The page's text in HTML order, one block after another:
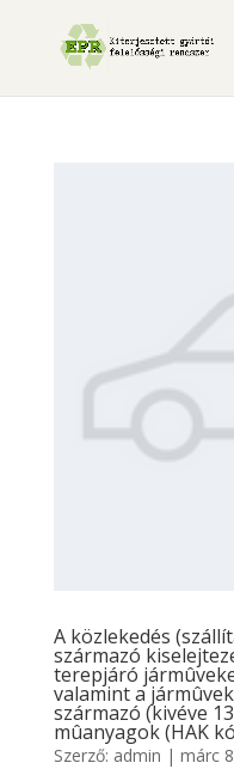
A közlekedés
származó
terepjáró
valamint a
származó (kivéve
mûanyagok (HAK
Szerző: admin | márc